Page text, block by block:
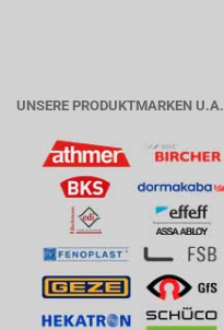
UNSERE PRODUKTMARKEN U.A.